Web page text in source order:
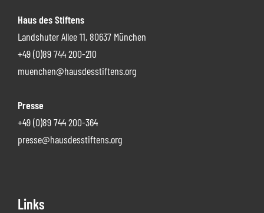
Haus des Stiftens
Landshuter Allee 11, 80637 München
+49 (0)89 744 200-210
muenchen@hausdesstiftens.org
Presse
+49 (0)89 744 200-364
presse@hausdesstiftens.org
Links